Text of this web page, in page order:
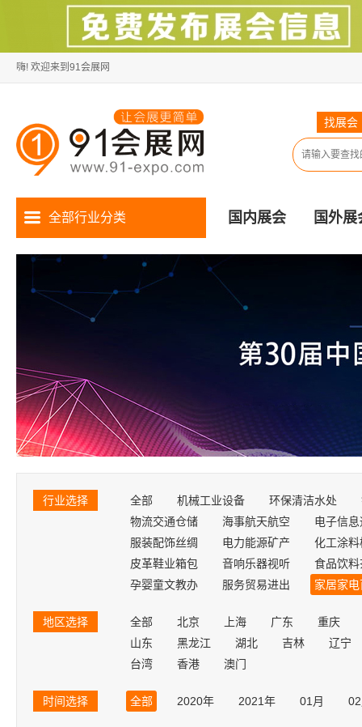
嗨! 欢迎来到91会展网
找展会
全部行业分类 国内展会 国外展
行业选择 全部 机械工业设备 环保清洁水处
物流交通仓储
海事航天航空
电子信
服装配饰丝绸
电力能源矿产
化工涂料
皮革鞋业箱包
音响乐器视听
食品饮料
孕婴童文教办
服务贸易进出 家居家
地区选择 全部 北京 上海 广东
重庆
山东
黑龙江 湖北 吉林
辽宁
台湾
香港 澳门
时间选择 全部 2020年 2021年 01月